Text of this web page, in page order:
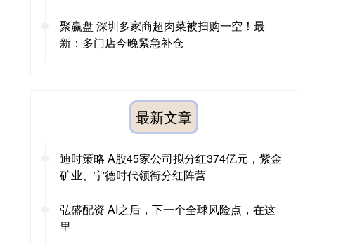
聚赢盘 深圳多家商超肉菜被扫购一空！最
新：多门店今晚紧急补仓
最新文章
迪时策略 A股45家公司拟分红374亿元，紫金
矿业、宁德时代领衔分红阵营
弘盛配资 AI之后，下一个全球风险点，在这
里